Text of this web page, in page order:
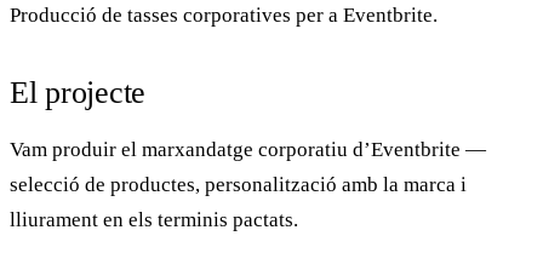
Producció de tasses corporatives per a Eventbrite.
El projecte
Vam produir el marxandatge corporatiu d’Eventbrite —
selecció de productes, personalització amb la marca i
lliurament en els terminis pactats.